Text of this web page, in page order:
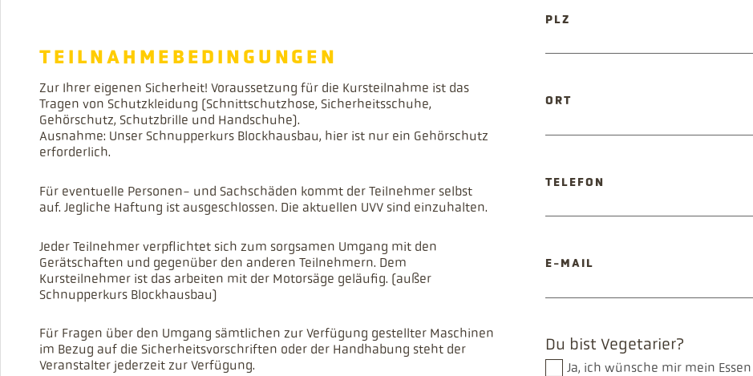
TEILNAHMEBEDINGUNGEN
Zur Ihrer eigenen Sicherheit! Voraussetzung für die Kursteilnahme ist das
Tragen von Schutzkleidung (Schnittschutzhose, Sicherheitsschuhe,
Gehörschutz, Schutzbrille und Handschuhe).
Ausnahme: Unser Schnupperkurs Blockhausbau, hier ist nur ein Gehörschutz
erforderlich.
Für eventuelle Personen- und Sachschäden kommt der Teilnehmer selbst
auf. Jegliche Haftung ist ausgeschlossen. Die aktuellen UVV sind einzuhalten.
Jeder Teilnehmer verpflichtet sich zum sorgsamen Umgang mit den
Gerätschaften und gegenüber den anderen Teilnehmern. Dem
Kursteilnehmer ist das arbeiten mit der Motorsäge geläufig. (außer
Schnupperkurs Blockhausbau)
Für Fragen über den Umgang sämtlichen zur Verfügung gestellter Maschinen
im Bezug auf die Sicherheitsvorschriften oder der Handhabung steht der
Veranstalter jederzeit zur Verfügung.
PFLICHTFELD
PLZ
PFLICHTFELD
ORT
TELEFON
PFLICHTFELD
E-MAIL
Du bist Vegetarier?
Ja, ich wünsche mir mein